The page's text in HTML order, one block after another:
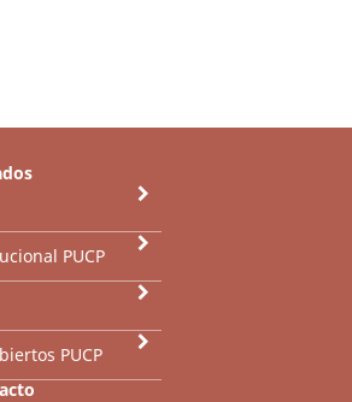
PUCP
PUCP